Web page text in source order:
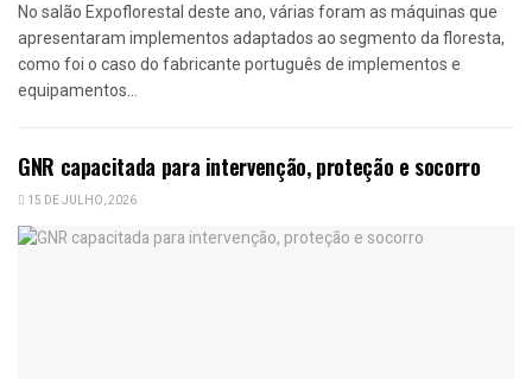
No salão Expoflorestal deste ano, várias foram as máquinas que
apresentaram implementos adaptados ao segmento da floresta,
como foi o caso do fabricante português de implementos e
equipamentos...
GNR capacitada para intervenção, proteção e socorro
15 DE JULHO, 2026